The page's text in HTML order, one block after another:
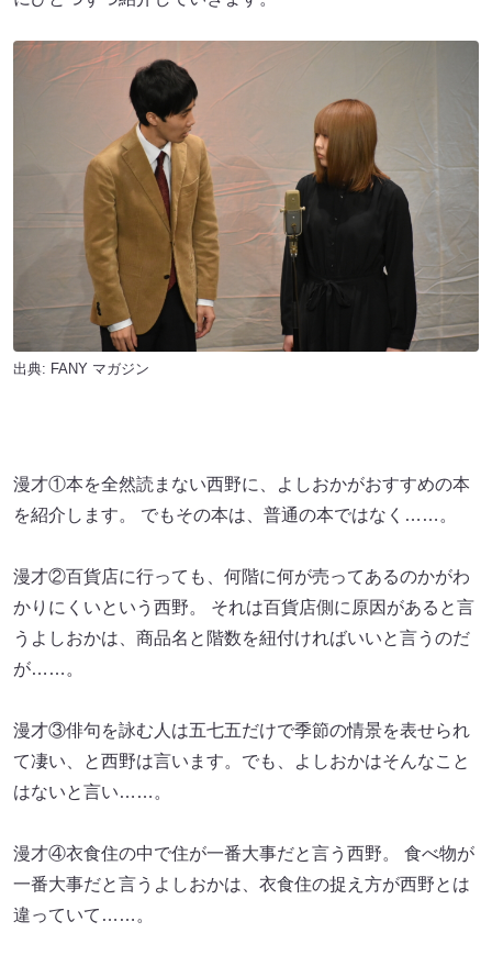
出典: FANY マガジン
漫才①本を全然読まない西野に、よしおかがおすすめの本
を紹介します。 でもその本は、普通の本ではなく……。
漫才②百貨店に行っても、何階に何が売ってあるのかがわ
かりにくいという西野。 それは百貨店側に原因があると言
うよしおかは、商品名と階数を紐付ければいいと言うのだ
が……。
漫才③俳句を詠む人は五七五だけで季節の情景を表せられ
て凄い、と西野は言います。でも、よしおかはそんなこと
はないと言い……。
漫才④衣食住の中で住が一番大事だと言う西野。 食べ物が
一番大事だと言うよしおかは、衣食住の捉え方が西野とは
違っていて……。